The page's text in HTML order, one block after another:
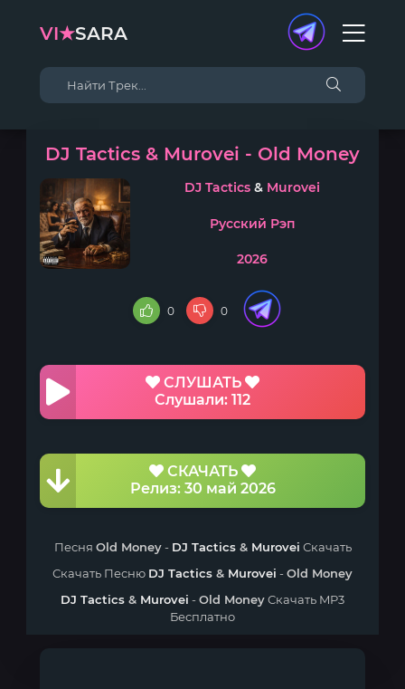
VI★SARA
DJ Tactics & Murovei - Old Money
DJ Tactics & Murovei
Русский Рэп
2026
0 0
СЛУШАТЬ
Слушали: 112
СКАЧАТЬ
Релиз: 30 май 2026
Песня Old Money- DJ Tactics& Murovei Скачать
Скачать Песню DJ Tactics & Murovei -Old Money
DJ Tactics & Murovei -Old MoneyСкачать MP3
Бесплатно